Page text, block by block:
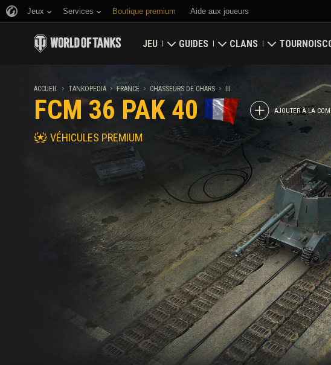
Jeux Services Boutique premium Aide aux joueurs
JEU
Utiliser des codes bonus
Nouvelles
Classements
Mises à jour
Tankopedia
Musique
GUIDES
Guide général
Économie du jeu
Sécurité du compte
Faits d'armes
Politique de fair-play
Wargaming.net Game Center
Guide des Butins Twitch
CLANS
Carte globale
Classement des clans
TOURNOIS
ACCUEIL TANKOPEDIA FRANCE CHASSEURS DE CHARS
FCM 36 PAK 40 AJOUTER À LA
VÉHICULES PREMIUM